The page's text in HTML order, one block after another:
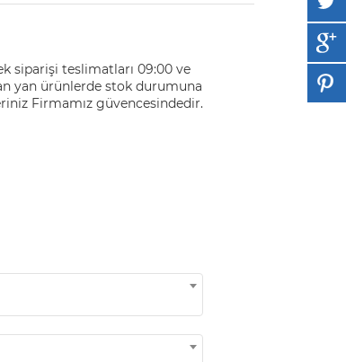
siparişi teslimatları 09:00 ve
yan ürünlerde stok durumuna
Firmamız güvencesindedir.